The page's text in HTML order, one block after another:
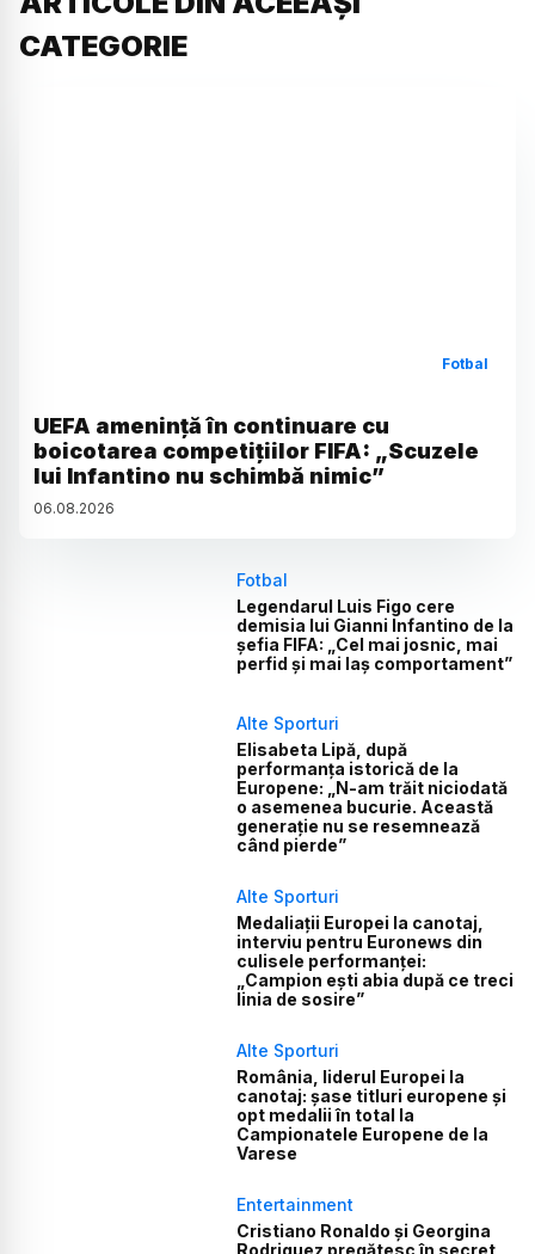
CATEGORIE
Fotbal
UEFA amenință în continuare cu
boicotarea competițiilor FIFA: „Scuzele
lui Infantino nu schimbă nimic”
06.08.2026
Fotbal
Legendarul Luis Figo cere
demisia lui Gianni Infantino de la
șefia FIFA: „Cel mai josnic, mai
perfid și mai laș comportament”
Alte Sporturi
Elisabeta Lipă, după
performanța istorică de la
Europene: „N-am trăit niciodată
o asemenea bucurie. Această
generație nu se resemnează
când pierde”
Alte Sporturi
Medaliații Europei la canotaj,
interviu pentru Euronews din
culisele performanței:
„Campion ești abia după ce treci
linia de sosire”
Alte Sporturi
România, liderul Europei la
canotaj: șase titluri europene și
opt medalii în total la
Campionatele Europene de la
Varese
Entertainment
Cristiano Ronaldo și Georgina
Rodriguez pregătesc în secret